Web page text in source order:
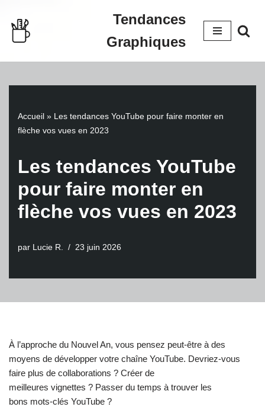
Aller
au
contenu
Tendances
Graphiques
Accueil » Les tendances YouTube pour faire monter en
flèche vos vues en 2023
Les tendances YouTube
pour faire monter en
flèche vos vues en 2023
par Lucie R. 23 juin 2026
À l’approche du Nouvel An, vous pensez peut-être à des
moyens de développer votre chaîne YouTube. Devriez-vous
faire plus de collaborations ? Créer de
meilleures vignettes ? Passer du temps à trouver les
bons mots-clés YouTube ?